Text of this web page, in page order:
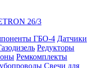
26/3
ГБО-4 Датчики
Редукторы
Ремкомплекты
Свечи для